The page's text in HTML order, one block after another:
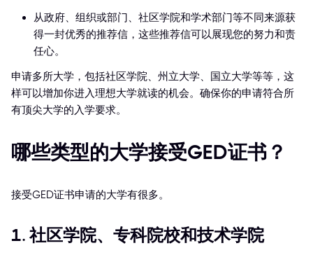
从政府、组织或部门、社区学院和学术部门等不同来源获
得一封优秀的推荐信，这些推荐信可以展现您的努力和责
任心。
申请多所大学，包括社区学院、州立大学、国立大学等等，这
样可以增加你进入理想大学就读的机会。确保你的申请符合所
有顶尖大学的入学要求。
哪些类型的大学接受GED证书？
接受GED证书申请的大学有很多。
1. 社区学院、专科院校和技术学院